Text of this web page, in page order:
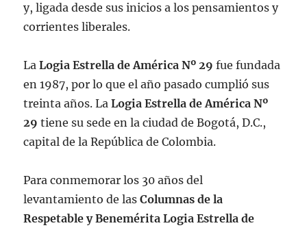
y, ligada desde sus inicios a los pensamientos y
corrientes liberales.
LaLogia Estrella de América Nº 29 fue fundada
en 1987, por lo que el año pasado cumplió sus
treinta años. LaLogia Estrella de América Nº
29tiene su sede en la ciudad de Bogotá, D.C.,
capital de la República de Colombia.
Para conmemorar los 30 años del
levantamiento de lasColumnas de la
Respetable y Benemérita Logia Estrella de